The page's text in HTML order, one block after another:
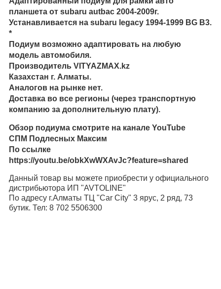
планшета от subaru autbac 2004-2009г.
Устанавливается на subaru legacy 1994-1999 BG B3.
*
Подиум возможно адаптировать на любую
модель автомобиля.
Производитель VITYAZMAX.kz
Казахстан г. Алматы.
Аналогов на рынке нет.
Доставка во все регионы (через транспортную
компанию за дополнительную плату).
Обзор подиума смотрите на канале YouTube
СПМ Подлесных Максим
По ссылке
https://youtu.be/obkXwWXAvJc?feature=shared
Данный товар вы можете приобрести у официального
дистрибьютора ИП "AVTOLINE"
По адресу г.Алматы ТЦ "Car City" 3 ярус, 2 ряд, 73
бутик. Тел: 8 702 5506300